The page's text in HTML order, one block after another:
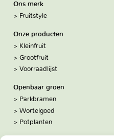
Ons merk
Fruitstyle
Onze producten
Kleinfruit
Grootfruit
Voorraadlijst
Openbaar groen
Parkbramen
Wortelgoed
Potplanten